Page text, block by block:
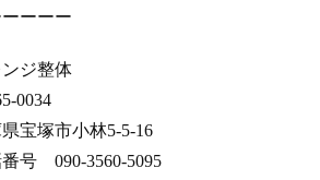
ーーー
ジ整体
0034
宝塚市小林5-5-16
号 090-3560-5095